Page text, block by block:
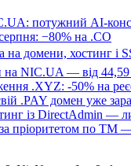
потужний AI-
−80% на .CO
на домени, хостинг і
на NIC.UA — від 44,59
.XYZ: -50% на
.PAY домен уже
із DirectAdmin —
пріоритетом по ТМ —